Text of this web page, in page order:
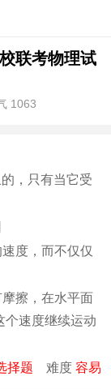
联考物理试
1063
，只有当它受
度，而不仅仅
擦，在水平面
个速度继续运动
择题 难度 容易